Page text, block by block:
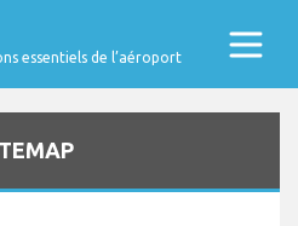
essentiels de l’aéroport